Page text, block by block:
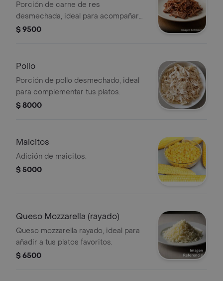
Porción de carne de res
desmechada, ideal para acompañar
tus platos favoritos.
$ 9500
Pollo
Porción de pollo desmechado, ideal
para complementar tus platos.
$ 8000
Maicitos
Adición de maicitos.
$ 5000
Queso Mozzarella (rayado)
Queso mozzarella rayado, ideal para
añadir a tus platos favoritos.
$ 6500